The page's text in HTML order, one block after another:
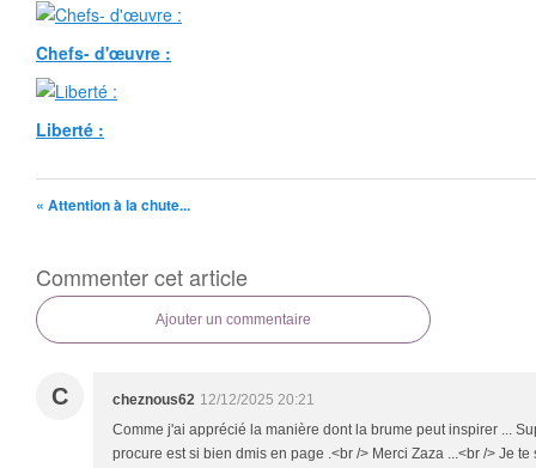
Chefs- d'œuvre :
Liberté :
« Attention à la chute...
Commenter cet article
Ajouter un commentaire
C cheznous62 12/12/2025 20:21
Comme j'ai apprécié la manière dont la brume peut inspirer ...
procure est si bien dmis en page .<br /> Merci Zaza ...<br /> Je